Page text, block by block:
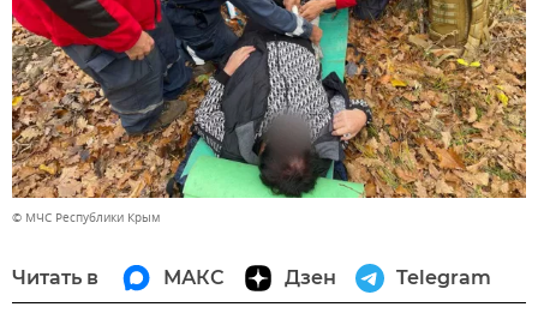
© МЧС Республики Крым
Читать в МАКС Дзен Telegram